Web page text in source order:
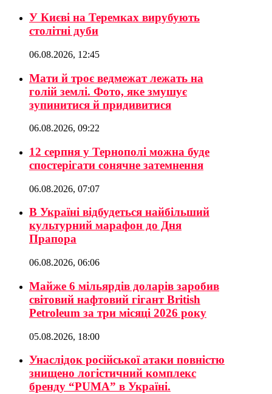
У Києві на Теремках вирубують
столітні дуби
06.08.2026, 12:45
Мати й троє ведмежат лежать на
голій землі. Фото, яке змушує
зупинитися й придивитися
06.08.2026, 09:22
12 серпня у Тернополі можна буде
спостерігати сонячне затемнення
06.08.2026, 07:07
В Україні відбудеться найбільший
культурний марафон до Дня
Прапора
06.08.2026, 06:06
Майже 6 мільярдів доларів заробив
світовий нафтовий гігант British
Petroleum за три місяці 2026 року
05.08.2026, 18:00
Унаслідок російської атаки повністю
знищено логістичний комплекс
бренду “PUMA” в Україні.